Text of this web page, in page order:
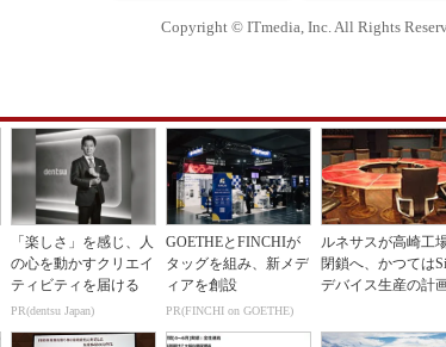
Copyright © ITmedia, Inc. All Rights
「楽しさ」を感じ、人
の心を動かすクリエイ
ティビティを届ける
PR(dentsu Japan)
GOETHEとFINCHIが
タッグを組み、新メデ
ィアを創設
PR(FINCHI on GOETHE)
ルネサスが高崎工
閉鎖へ、かつては
デバイス生産の計